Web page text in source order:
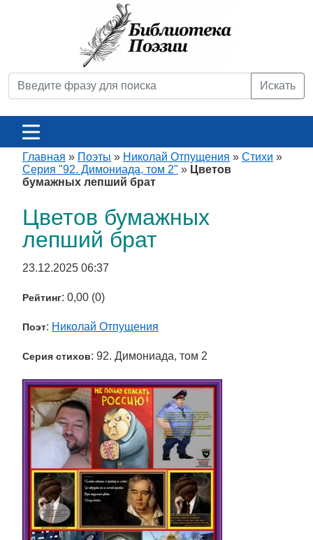
Искать
Главная » Поэты » Николай Отпущения » Стихи »
Серия "92. Димониада, том 2" » Цветов
бумажных лепший брат
Цветов бумажных
лепший брат
23.12.2025 06:37
Рейтинг: 0,00 (0)
Поэт: Николай Отпущения
Серия стихов: 92. Димониада, том 2